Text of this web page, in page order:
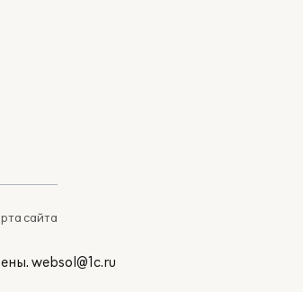
сайта
websol@1c.ru